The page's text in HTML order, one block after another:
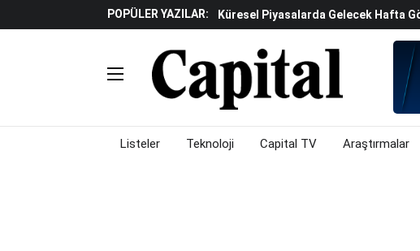
POPÜLER YAZILAR:
Verisine Çevrildi
Altınay Savunma Grubu C-Level Üst
Çalışma Alanları Konser Sahnesine
Listeler Teknoloji Capital TV Araştırmalar